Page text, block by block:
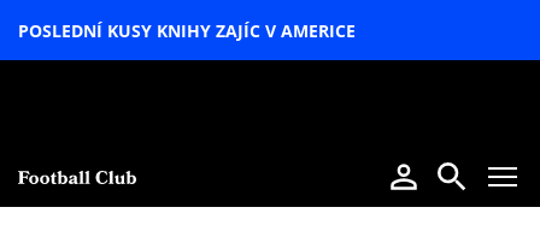
POSLEDNÍ KUSY KNIHY ZAJÍC V AMERICE